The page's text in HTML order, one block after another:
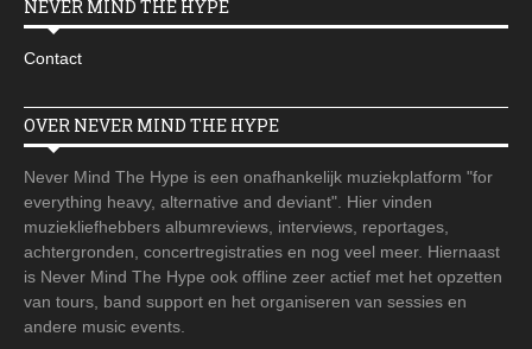
NEVER MIND THE HYPE
Contact
OVER NEVER MIND THE HYPE
Never Mind The Hype is een onafhankelijk muziekplatform "for
everything heavy, alternative and deviant". Hier vinden
muziekliefhebbers albumreviews, interviews, reportages,
achtergronden, concertregistraties en nog veel meer. Hiernaast
is Never Mind The Hype ook offline zeer actief met het opzetten
van tours, band support en het organiseren van sessies en
andere music events.